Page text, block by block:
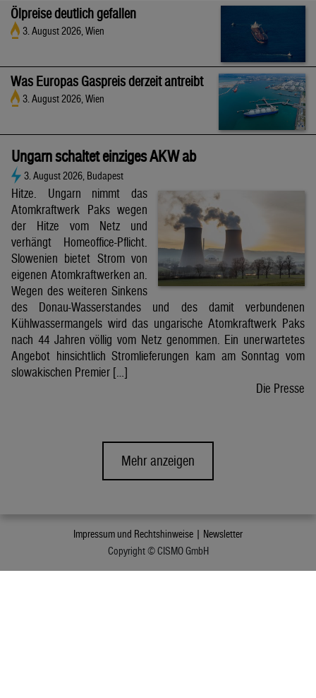
Ölpreise deutlich gefallen
3. August 2026, Wien
Was Europas Gaspreis derzeit antreibt
3. August 2026, Wien
Ungarn schaltet einziges AKW ab
3. August 2026, Budapest
Hitze. Ungarn nimmt das
Atomkraftwerk Paks wegen
der Hitze vom Netz und
verhängt Homeoffice-Pflicht.
Slowenien bietet Strom von
eigenen Atomkraftwerken an.
Wegen des weiteren Sinkens
des Donau-Wasserstandes und des damit verbundenen
Kühlwassermangels wird das ungarische Atomkraftwerk Paks
nach 44 Jahren völlig vom Netz genommen. Ein unerwartetes
Angebot hinsichtlich Stromlieferungen kam am Sonntag vom
slowakischen Premier […]
Die Presse
Mehr anzeigen
Impressum und Rechtshinweise | Newsletter
Copyright © CISMO GmbH